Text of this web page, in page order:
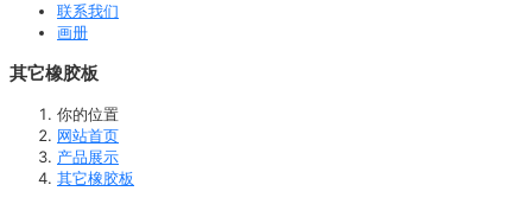
联系我们
画册
其它橡胶板
你的位置
网站首页
产品展示
其它橡胶板